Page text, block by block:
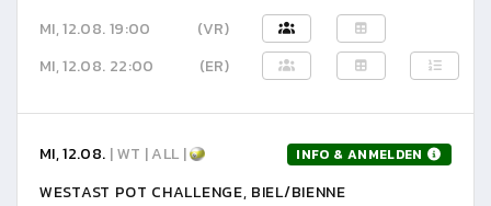
MI, 12.08. 19:00
(VR)
MI, 12.08. 22:00
(ER)
MI, 12.08. | WT | ALL | INFO & ANMELDEN
WESTAST POT CHALLENGE, BIEL/BIENNE